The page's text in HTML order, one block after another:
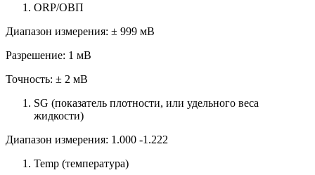
ORP/ОВП
Диапазон измерения: ± 999 мВ
Разрешение: 1 мВ
Точность: ± 2 мВ
SG (показатель плотности, или удельного веса
жидкости)
Диапазон измерения: 1.000 -1.222
Temp (температура)